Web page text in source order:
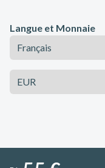
Langue et Monnaie